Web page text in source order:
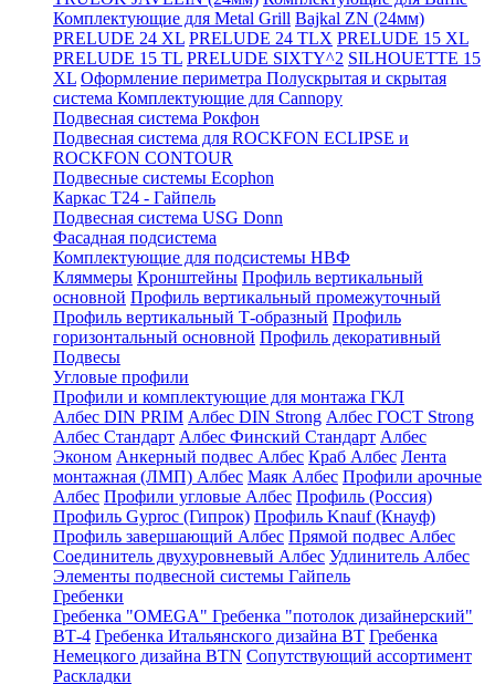
Комплектующие для Metal Grill Bajkal ZN (24мм)
PRELUDE 24 XL PRELUDE 24 TLX PRELUDE 15 XL
PRELUDE 15 TL PRELUDE SIXTY^2 SILHOUETTE 15
XL Оформление периметра Полускрытая и скрытая
система Комплектующие для Cannopy
Подвесная система Рокфон
Подвесная система для ROCKFON ECLIPSE и
ROCKFON CONTOUR
Подвесные системы Ecophon
Каркас Т24 - Гайпель
Подвесная система USG Donn
Фасадная подсистема
Комплектующие для подсистемы НВФ
Кляммеры Кронштейны Профиль вертикальный
основной Профиль вертикальный промежуточный
Профиль вертикальный Т-образный Профиль
горизонтальный основной Профиль декоративный
Подвесы
Угловые профили
Профили и комплектующие для монтажа ГКЛ
Албес DIN PRIM Албес DIN Strong Албес ГОСТ Strong
Албес Стандарт Албес Финский Стандарт Албес
Эконом Анкерный подвес Албес Краб Албес Лента
монтажная (ЛМП) Албес Маяк Албес Профили арочные
Албес Профили угловые Албес Профиль (Россия)
Профиль Gyproc (Гипрок) Профиль Knauf (Кнауф)
Профиль завершающий Албес Прямой подвес Албес
Соединитель двухуровневый Албес Удлинитель Албес
Элементы подвесной системы Гайпель
Гребенки
Гребенка "OMEGA" Гребенка "потолок дизайнерский"
ВТ-4 Гребенка Итальянского дизайна BT Гребенка
Немецкого дизайна ВТN Сопутствующий ассортимент
Раскладки